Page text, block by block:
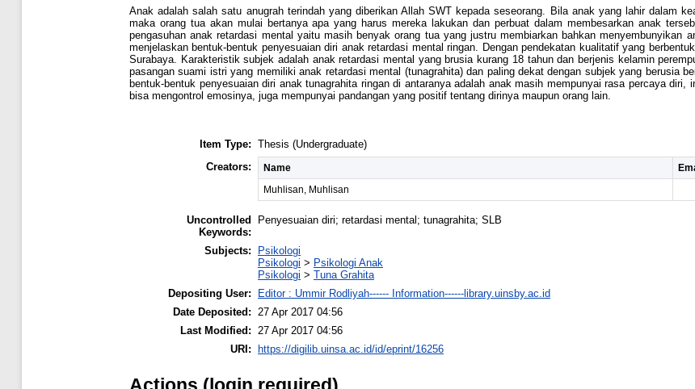
Anak adalah salah satu anugrah terindah yang diberikan Allah SWT kepada seseorang. Bila anak yang lahir dalam
maka orang tua akan mulai bertanya apa yang harus mereka lakukan dan perbuat dalam membesarkan anak
pengasuhan anak retardasi mental yaitu masih benyak orang tua yang justru membiarkan bahkan menyembunyikan
menjelaskan bentuk-bentuk penyesuaian diri anak retardasi mental ringan. Dengan pendekatan kualitatif yang
Surabaya. Karakteristik subjek adalah anak retardasi mental yang brusia kurang 18 tahun dan berjenis kelamin
pasangan suami istri yang memiliki anak retardasi mental (tunagrahita) dan paling dekat dengan subjek yang berusia
bentuk-bentuk penyesuaian diri anak tunagrahita ringan di antaranya adalah anak masih mempunyai rasa percaya diri,
bisa mengontrol emosinya, juga mempunyai pandangan yang positif tentang dirinya maupun orang lain.
Item Type: Thesis (Undergraduate)
Creators:
Name
Muhlisan, Muhlisan
Uncontrolled
Keywords:
Penyesuaian diri; retardasi mental; tunagrahita; SLB
Subjects:
Psikologi
Psikologi > Psikologi Anak
Psikologi > Tuna Grahita
Depositing User:
Editor : Ummir Rodliyah------ Information------library.uinsby.ac.id
Date Deposited: 27 Apr 2017 04:56
Last Modified: 27 Apr 2017 04:56
URI:
https://digilib.uinsa.ac.id/id/eprint/16256